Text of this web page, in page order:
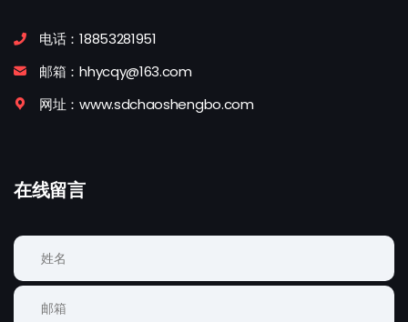
电话：18853281951
邮箱：hhycqy@163.com
网址：www.sdchaoshengbo.com
在线留言